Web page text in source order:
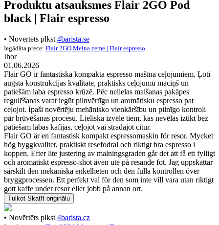
Produktu atsauksmes Flair 2GO Pod
black | Flair espresso
• Novērtēts plkst 4barista.se
Iegādāta prece: Flair 2GO Melna zeme | Flair espresso
Ihor
01.06.2026
Flair GO ir fantastiska kompakta espresso mašīna ceļojumiem. Ļoti
augsta konstrukcijas kvalitāte, praktisks ceļojumu maciņš un
patiešām laba espresso krūzē. Pēc nelielas malšanas pakāpes
regulēšanas varat iegūt pilnvērtīgu un aromātisku espresso pat
ceļojot. Īpaši novērtēju mehānisko vienkāršību un pilnīgo kontroli
pār brūvēšanas procesu. Lieliska izvēle tiem, kas nevēlas iztikt bez
patiešām labas kafijas, ceļojot vai strādājot citur.
Flair GO är en fantastisk kompakt espressomaskin för resor. Mycket
hög byggkvalitet, praktiskt resefodral och riktigt bra espresso i
koppen. Efter lite justering av malningsgraden går det att få ett fylligt
och aromatiskt espresso-shot även ute på resande fot. Jag uppskattar
särskilt den mekaniska enkelheten och den fulla kontrollen över
bryggprocessen. Ett perfekt val för den som inte vill vara utan riktigt
gott kaffe under resor eller jobb på annan ort.
Tulkot Skatīt oriģinālu
• Novērtēts plkst 4barista.cz